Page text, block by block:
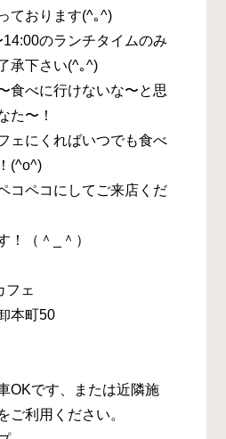
ております(^｡^)
のランチタイムのみ
承下さい(^｡^)
食べに行けないな〜と思
た〜！
ェにくればいつでも食べ
(^o^)
コペコにしてご来店くだ
！（＾_＾）
フェ
本町50
OKです、または近隣施
ご利用ください。